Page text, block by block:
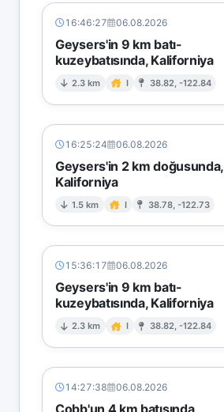
16:46:27 06.08.2026
Geysers'in 9 km batı-
kuzeybatısında, Kaliforniya
2.3 km I 38.82, -122.84
16:25:24 06.08.2026
Geysers'in 2 km doğusunda,
Kaliforniya
1.5 km I 38.78, -122.73
15:36:17 06.08.2026
Geysers'in 9 km batı-
kuzeybatısında, Kaliforniya
2.3 km I 38.82, -122.84
14:27:38 06.08.2026
Cobb'un 4 km batısında,